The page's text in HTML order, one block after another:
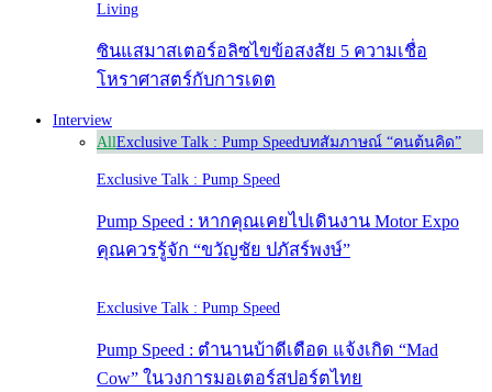
Living
ซินแสมาสเตอร์อลิซไขข้อสงสัย 5 ความเชื่อ
โหราศาสตร์กับการเดต
Interview
AllExclusive Talk : Pump Speedบทสัมภาษณ์ “คนต้นคิด”
Exclusive Talk : Pump Speed
Pump Speed : หากคุณเคยไปเดินงาน Motor Expo
คุณควรรู้จัก “ขวัญชัย ปภัสร์พงษ์”
Exclusive Talk : Pump Speed
Pump Speed : ตำนานบ้าดีเดือด แจ้งเกิด “Mad
Cow” ในวงการมอเตอร์สปอร์ตไทย